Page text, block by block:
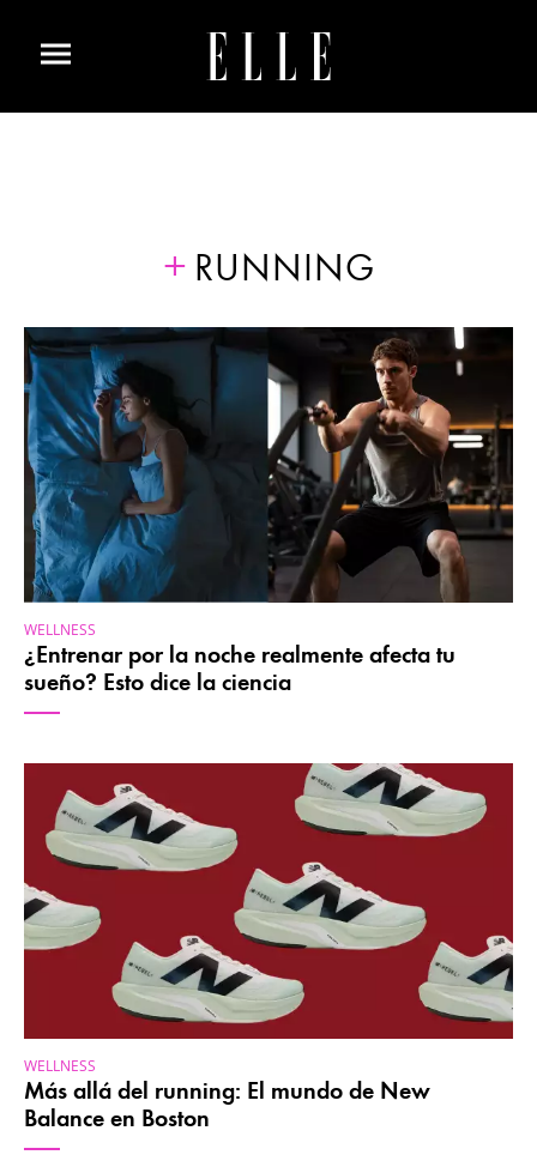
RUNNING
WELLNESS
¿Entrenar por la noche realmente afecta tu
sueño? Esto dice la ciencia
WELLNESS
Más allá del running: El mundo de New
Balance en Boston